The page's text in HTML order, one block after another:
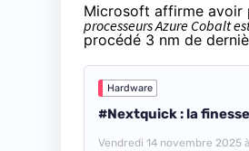
Microsoft affirme avoir
processeurs Azure Cobalt
procédé 3 nm de
Hardware
#Nextquick : la
Vendredi 14 novembre 2025